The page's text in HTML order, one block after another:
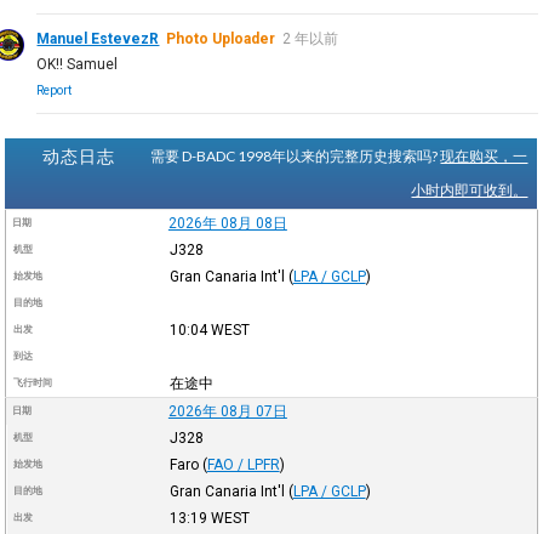
Manuel EstevezR Photo Uploader 2 年以前
OK!! Samuel
Report
动态日志 需要 D-BADC 1998年以来的完整历史搜索吗?现在购买，一
小时内即可收到。
日期 2026年 08月 08日
机型 J328
始发地 Gran Canaria Int'l (LPA / GCLP)
目的地
出发 10:04WEST
到达
飞行时间 在途中
日期 2026年 08月 07日
机型 J328
始发地 Faro (FAO / LPFR)
目的地 Gran Canaria Int'l (LPA / GCLP)
出发 13:19 WEST